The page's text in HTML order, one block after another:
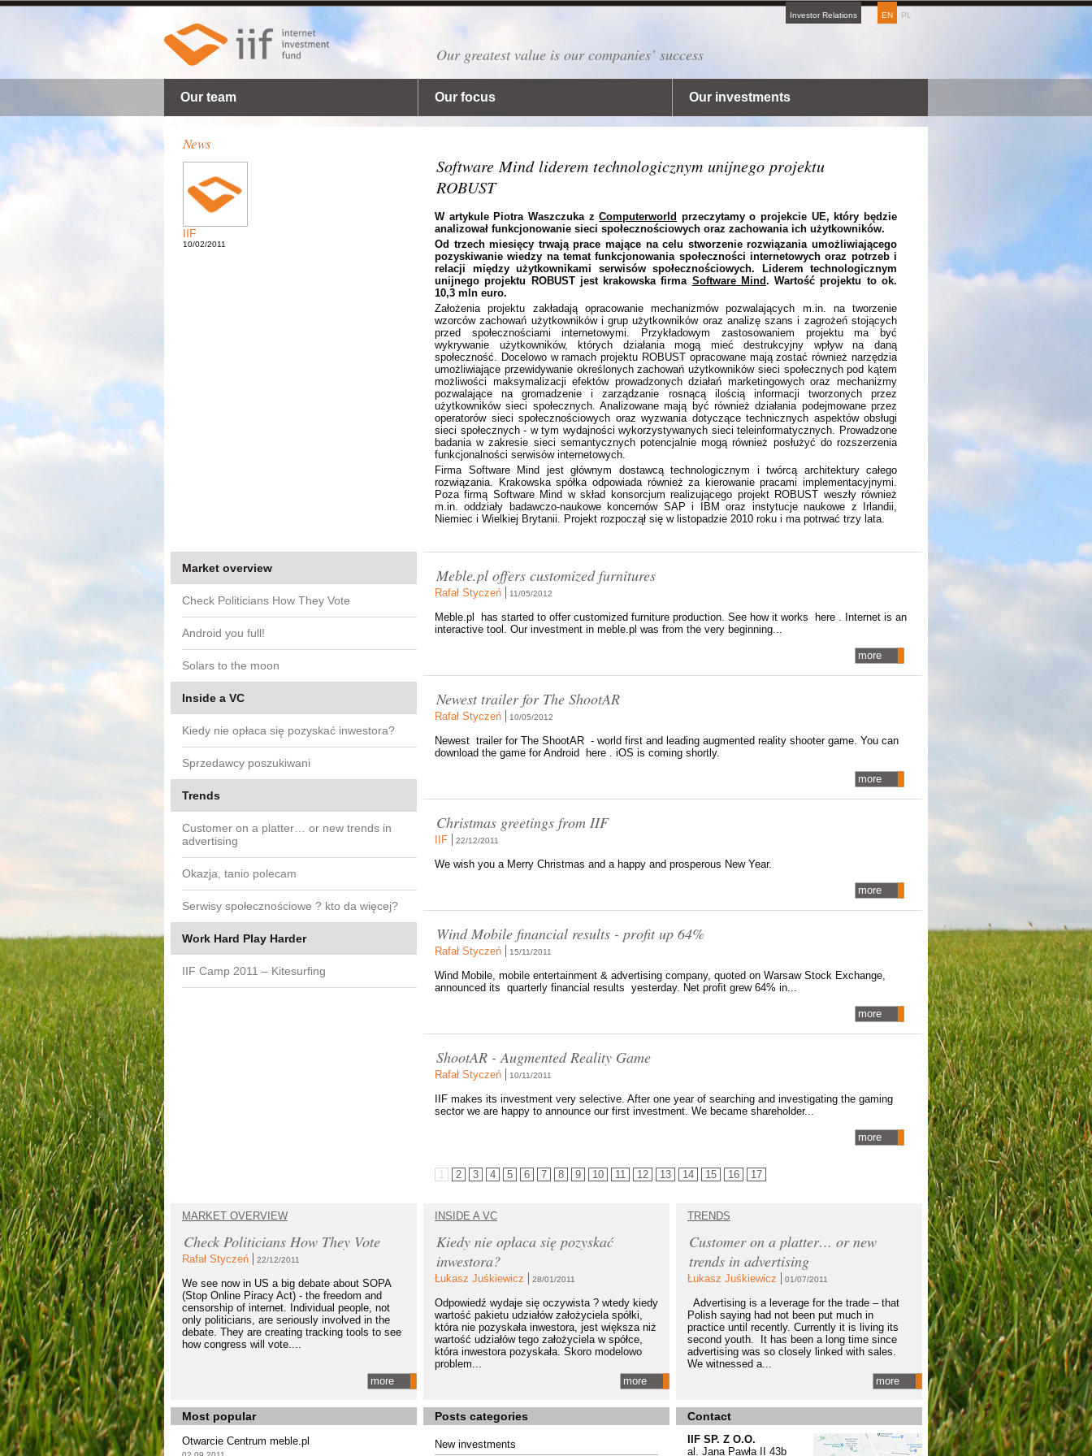
Investor Relations EN PL
Our greatest value is our companies’ success
Our team Our focus Our investments
News
IIF
10/02/2011
Software Mind liderem technologicznym unijnego projektu
ROBUST
W artykule Piotra Waszczuka zComputerworld przeczytamy o projekcie UE, który będzie
analizował funkcjonowanie sieci społecznościowych oraz zachowania ich użytkowników.
Od trzech miesięcy trwają prace mające na celu stworzenie rozwiązania umożliwiającego
pozyskiwanie wiedzy na temat funkcjonowania społeczności internetowych oraz potrzeb i
relacji między użytkownikami serwisów społecznościowych. Liderem technologicznym
unijnego projektu ROBUST jest krakowska firma Software Mind. Wartość projektu to ok.
10,3 mln euro.
Założenia projektu zakładają opracowanie mechanizmów pozwalających m.in. na tworzenie
wzorców zachowań użytkowników i grup użytkowników oraz analizę szans i zagrożeń stojących
przed społecznościami internetowymi. Przykładowym zastosowaniem projektu ma być
wykrywanie użytkowników, których działania mogą mieć destrukcyjny wpływ na daną
społeczność. Docelowo w ramach projektu ROBUST opracowane mają zostać również narzędzia
umożliwiające przewidywanie określonych zachowań użytkowników sieci społecznych pod kątem
możliwości maksymalizacji efektów prowadzonych działań marketingowych oraz mechanizmy
pozwalające na gromadzenie i zarządzanie rosnącą ilością informacji tworzonych przez
użytkowników sieci społecznych. Analizowane mają być również działania podejmowane przez
operatorów sieci społecznościowych oraz wyzwania dotyczące technicznych aspektów obsługi
sieci społecznych - w tym wydajności wykorzystywanych sieci teleinformatycznych. Prowadzone
badania w zakresie sieci semantycznych potencjalnie mogą również posłużyć do rozszerzenia
funkcjonalności serwisów internetowych.
Firma Software Mind jest głównym dostawcą technologicznym i twórcą architektury całego
rozwiązania. Krakowska spółka odpowiada również za kierowanie pracami implementacyjnymi.
Poza firmą Software Mind w skład konsorcjum realizującego projekt ROBUST weszły również
m.in. oddziały badawczo-naukowe koncernów SAP i IBM oraz instytucje naukowe z Irlandii,
Niemiec i Wielkiej Brytanii. Projekt rozpoczął się w listopadzie 2010 roku i ma potrwać trzy lata.
Market overview
Check Politicians How They Vote
Android you full!
Solars to the moon
Inside a VC
Kiedy nie opłaca się pozyskać inwestora?
Sprzedawcy poszukiwani
Trends
Customer on a platter… or new trends in
advertising
Okazja, tanio polecam
Serwisy społecznościowe ? kto da więcej?
Work Hard Play Harder
IIF Camp 2011 – Kitesurfing
Meble.pl offers customized furnitures
Rafał Styczeń 11/05/2012
Meble.pl has started to offer customized furniture production. See how it works here . Internet is an
interactive tool. Our investment in meble.pl was from the very beginning...
more
Newest trailer for The ShootAR
Rafał Styczeń 10/05/2012
Newest trailer for The ShootAR - world first and leading augmented reality shooter game. You can
download the game for Android here . iOS is coming shortly.
more
Christmas greetings from IIF
IIF 22/12/2011
We wish you a Merry Christmas and a happy and prosperous New Year.
more
Wind Mobile financial results - profit up 64%
Rafał Styczeń 15/11/2011
Wind Mobile, mobile entertainment & advertising company, quoted on Warsaw Stock Exchange,
announced its quarterly financial results yesterday. Net profit grew 64% in...
more
ShootAR - Augmented Reality Game
Rafał Styczeń 10/11/2011
IIF makes its investment very selective. After one year of searching and investigating the gaming
sector we are happy to announce our first investment. We became shareholder...
more
1 2 3 4 5 6 7 8 9 10 11 12 13 14 15 16 17
MARKET OVERVIEW
Check Politicians How They Vote
Rafał Styczeń 22/12/2011
We see now in US a big debate about SOPA
(Stop Online Piracy Act) - the freedom and
censorship of internet. Individual people, not
only politicians, are seriously involved in the
debate. They are creating tracking tools to see
how congress will vote....
more
INSIDE A VC
Kiedy nie opłaca się pozyskać
inwestora?
Łukasz Juśkiewicz 28/01/2011
Odpowiedź wydaje się oczywista ? wtedy kiedy
wartość pakietu udziałów założyciela spółki,
która nie pozyskała inwestora, jest większa niż
wartość udziałów tego założyciela w spółce,
która inwestora pozyskała. Skoro modelowo
problem...
more
TRENDS
Customer on a platter… or new
trends in advertising
Łukasz Juśkiewicz 01/07/2011
Advertising is a leverage for the trade – that
Polish saying had not been put much in
practice until recently. Currently it is living its
second youth. It has been a long time since
advertising was so closely linked with sales.
We witnessed a...
more
Most popular Posts categories Contact
Otwarcie Centrum meble.pl New investments
IIF SP. Z O.O.
al. Jana Pawła II 43b